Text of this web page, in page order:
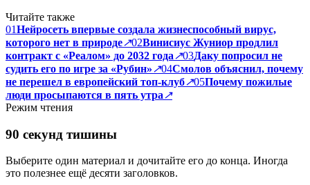
Читайте также
01Нейросеть впервые создала жизнеспособный вирус,
которого нет в природе↗02Винисиус Жуниор продлил
контракт с «Реалом» до 2032 года↗03Даку попросил не
судить его по игре за «Рубин»↗04Смолов объяснил, почему
не перешел в европейский топ-клуб↗05Почему пожилые
люди просыпаются в пять утра↗
Режим чтения
90 секунд тишины
Выберите один материал и дочитайте его до конца. Иногда
это полезнее ещё десяти заголовков.